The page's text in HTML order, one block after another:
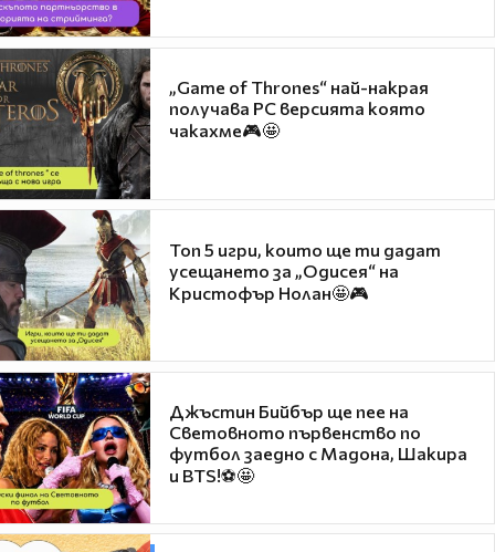
„Game of Thrones“ най-накрая
получава PC версията която
чакахме🎮🤩
Топ 5 игри, които ще ти дадат
усещането за „Одисея“ на
Кристофър Нолан🤩🎮
Джъстин Бийбър ще пее на
Световното първенство по
футбол заедно с Мадона, Шакира
и BTS!⚽🤩